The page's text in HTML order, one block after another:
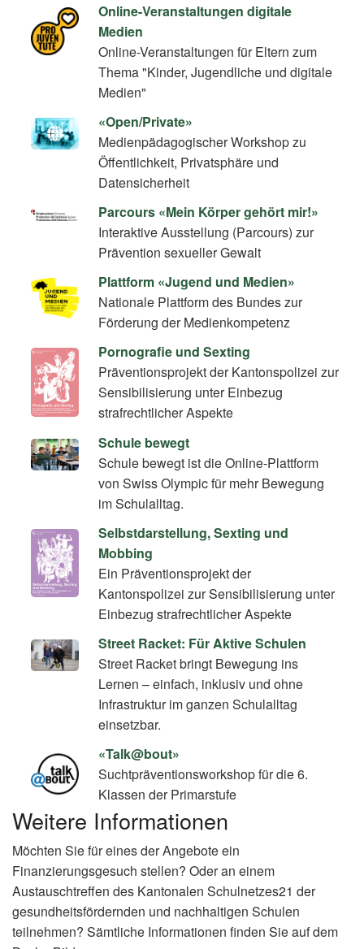
Online-Veranstaltungen digitale
Medien
Online-Veranstaltungen für Eltern zum
Thema "Kinder, Jugendliche und digitale
Medien"
«Open/Private»
Medienpädagogischer Workshop zu
Öffentlichkeit, Privatsphäre und
Datensicherheit
Parcours «Mein Körper gehört mir!»
Interaktive Ausstellung (Parcours) zur
Prävention sexueller Gewalt
Plattform «Jugend und Medien»
Nationale Plattform des Bundes zur
Förderung der Medienkompetenz
Pornografie und Sexting
Präventionsprojekt der Kantonspolizei zur
Sensibilisierung unter Einbezug
strafrechtlicher Aspekte
Schule bewegt
Schule bewegt ist die Online-Plattform
von Swiss Olympic für mehr Bewegung
im Schulalltag.
Selbstdarstellung, Sexting und
Mobbing
Ein Präventionsprojekt der
Kantonspolizei zur Sensibilisierung unter
Einbezug strafrechtlicher Aspekte
Street Racket: Für Aktive Schulen
Street Racket bringt Bewegung ins
Lernen – einfach, inklusiv und ohne
Infrastruktur im ganzen Schulalltag
einsetzbar.
«Talk@bout»
Suchtpräventionsworkshop für die 6.
Klassen der Primarstufe
Weitere Informationen
Möchten Sie für eines der Angebote ein
Finanzierungsgesuch stellen? Oder an einem
Austauschtreffen des Kantonalen Schulnetzes21 der
gesundheitsfördernden und nachhaltigen Schulen
teilnehmen? Sämtliche Informationen finden Sie auf dem